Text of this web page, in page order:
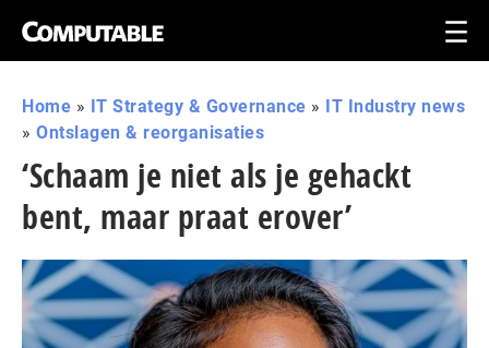
Home » IT Strategy & Governance » IT Industry news
» Ontslagen & reorganisaties
‘Schaam je niet als je gehackt
bent, maar praat erover’